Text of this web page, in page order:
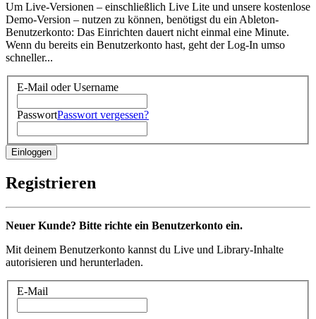
Um Live-Versionen – einschließlich Live Lite und unsere kostenlose
Demo-Version – nutzen zu können, benötigst du ein Ableton-
Benutzerkonto: Das Einrichten dauert nicht einmal eine Minute.
Wenn du bereits ein Benutzerkonto hast, geht der Log-In umso
schneller...
E-Mail oder Username
PasswortPasswort vergessen?
Registrieren
Neuer Kunde? Bitte richte ein Benutzerkonto ein.
Mit deinem Benutzerkonto kannst du Live und Library-Inhalte
autorisieren und herunterladen.
E-Mail